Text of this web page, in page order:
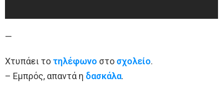
—
Χτυπάει το τηλέφωνο στο σχολείο.
– Εμπρός, απαντά η δασκάλα.